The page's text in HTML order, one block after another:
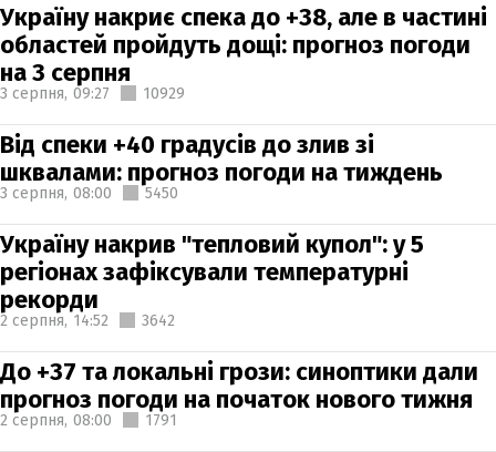
Україну накриє спека до +38, але в частині
областей пройдуть дощі: прогноз погоди
на 3 серпня
3 серпня, 09:27 10929
Від спеки +40 градусів до злив зі
шквалами: прогноз погоди на тиждень
3 серпня, 08:00 5450
Україну накрив "тепловий купол": у 5
регіонах зафіксували температурні
рекорди
2 серпня, 14:52 3642
До +37 та локальні грози: синоптики дали
прогноз погоди на початок нового тижня
2 серпня, 08:00 1791